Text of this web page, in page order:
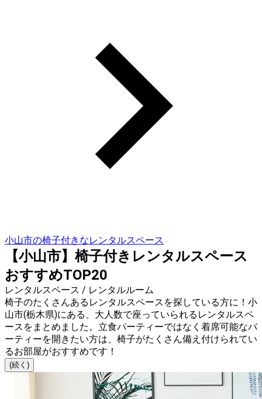
小山市の椅子付きなレンタルスペース
【小山市】椅子付きレンタルスペース
おすすめTOP20
レンタルスペース / レンタルルーム
椅子のたくさんあるレンタルスペースを探している方に！小
山市(栃木県)にある、大人数で座っていられるレンタルスペ
ースをまとめました。立食パーティーではなく着席可能なパ
ーティーを開きたい方は、椅子がたくさん備え付けられてい
るお部屋がおすすめです！
(続く)